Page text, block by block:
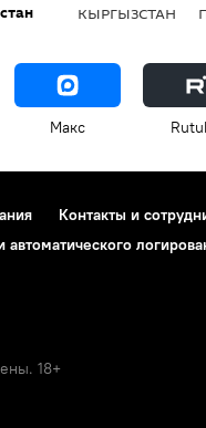
КЫРГЫЗСТАН
Макс
Контакты и
18+